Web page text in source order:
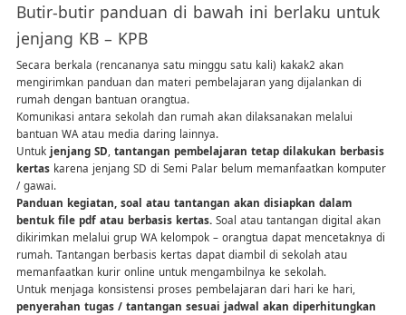
Butir-butir panduan di bawah ini berlaku untuk
jenjang KB – KPB
Secara berkala (rencananya satu minggu satu kali) kakak2 akan
mengirimkan panduan dan materi pembelajaran yang dijalankan di
rumah dengan bantuan orangtua.
Komunikasi antara sekolah dan rumah akan dilaksanakan melalui
bantuan WA atau media daring lainnya.
Untuk jenjang SD tantangan pembelajaran tetap dilakukan berbasis
kertaskarena jenjang SD di Semi Palar belum memanfaatkan komputer
/ gawai.
Panduan kegiatan, soal atau tantangan akan disiapkan dalam
bentuk file pdf atau berbasis kertas.Soal atau tantangan digital akan
dikirimkan melalui grup WA kelompok – orangtua dapat mencetaknya di
rumah. Tantangan berbasis kertas dapat diambil di sekolah atau
memanfaatkan kurir online untuk mengambilnya ke sekolah.
Untuk menjaga konsistensi proses pembelajaran dari hari ke hari,
penyerahan tugas / tantangan sesuai jadwal akan diperhitungkan